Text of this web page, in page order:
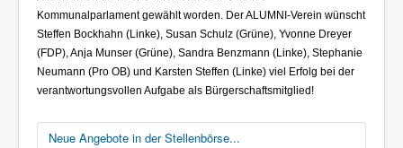
Kommunalparlament gewählt worden. Der ALUMNI-Verein wünscht
Steffen Bockhahn (Linke), Susan Schulz (Grüne), Yvonne Dreyer
(FDP), Anja Munser (Grüne), Sandra Benzmann (Linke), Stephanie
Neumann (Pro OB) und Karsten Steffen (Linke) viel Erfolg bei der
verantwortungsvollen Aufgabe als Bürgerschaftsmitglied!
Neue Angebote in der Stellenbörse...